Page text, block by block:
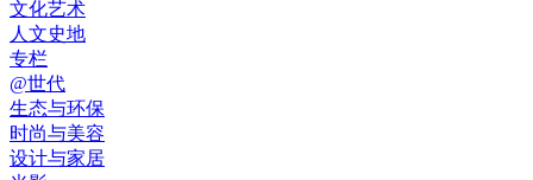
文化艺术
人文史地
专栏
@世代
生态与环保
时尚与美容
设计与家居